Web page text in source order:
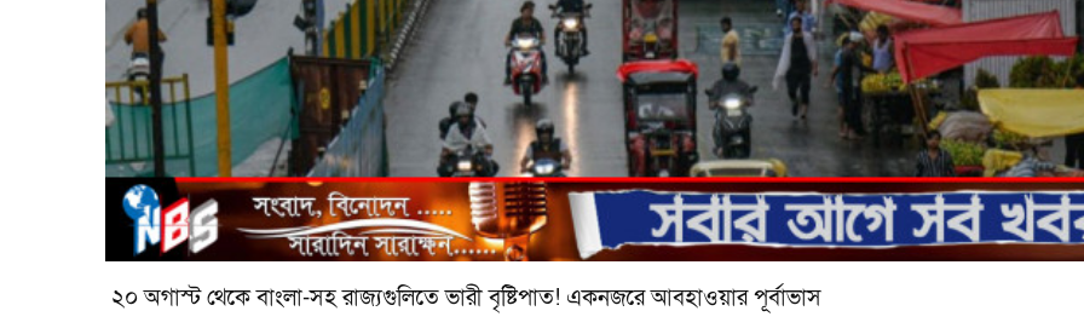
২০ অগাস্ট থেকে বাংলা-সহ রাজ্যগুলিতে ভারী বৃষ্টিপাত! একনজরে আবহাওয়ার পূর্বাভাস